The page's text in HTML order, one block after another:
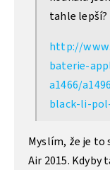
tahle lepší?
http://
baterie-
a1466/
black-li-
Myslím, že je to
Air 2015. Kdyby